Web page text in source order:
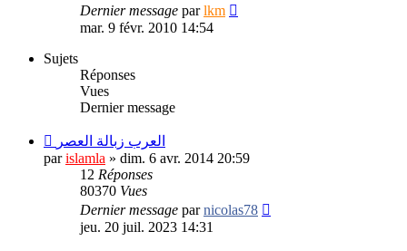
Dernier message parlkm
mar. 9 févr. 2010 14:54
Sujets
Réponses
Vues
Dernier message
العرب زبالة العصر
parislamla » dim. 6 avr. 2014 20:59
12 Réponses
80370 Vues
Dernier message parnicolas78
jeu. 20 juil. 2023 14:31